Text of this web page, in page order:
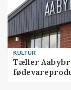
KULTUR
Tæller